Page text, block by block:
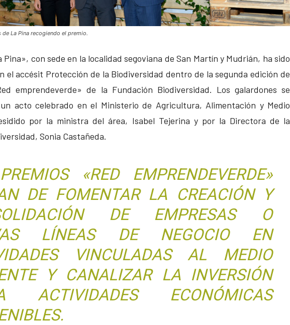
La Pina recogiendo el premio.
con sede en la localidad segoviana de San Martín y Mudrián, ha sido
el accésit Protección de la Biodiversidad dentro de la segunda edición de
emprendeverde» de la Fundación Biodiversidad. Los galardones se
acto celebrado en el Ministerio de Agricultura, Alimentación y Medio
por la ministra del área, Isabel Tejerina y por la Directora de la
Sonia Castañeda.
«RED EMPRENDEVERDE»
DE FOMENTAR LA CREACIÓN Y
DE EMPRESAS O
LÍNEAS DE NEGOCIO EN
VINCULADAS AL MEDIO
Y CANALIZAR LA INVERSIÓN
ACTIVIDADES ECONÓMICAS